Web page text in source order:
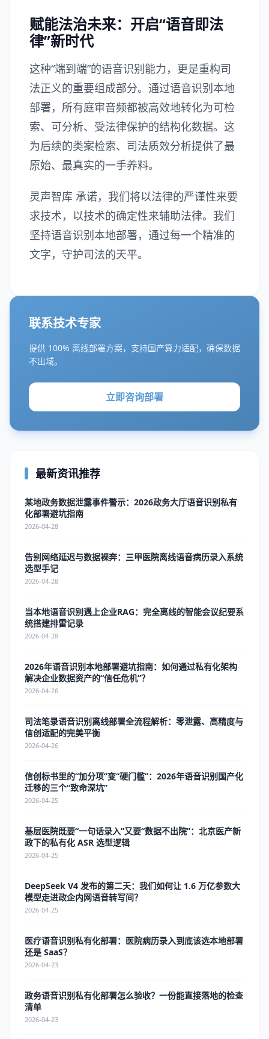
赋能法治未来：开启“语音即法
律”新时代
这种“端到端”的语音识别能力，更是重构司
法正义的重要组成部分。通过语音识别本地
部署，所有庭审音频都被高效地转化为可检
索、可分析、受法律保护的结构化数据。这
为后续的类案检索、司法质效分析提供了最
原始、最真实的一手养料。
灵声智库 承诺，我们将以法律的严谨性来要
求技术，以技术的确定性来辅助法律。我们
坚持语音识别本地部署，通过每一个精准的
文字，守护司法的天平。
联系技术专家
提供 100% 离线部署方案，支持国产算力适配，确保数据
不出域。
立即咨询部署
最新资讯推荐
某地政务数据泄露事件警示：2026政务大厅语音识别私有
化部署避坑指南
2026-04-28
告别网络延迟与数据裸奔：三甲医院离线语音病历录入系统
选型手记
2026-04-28
当本地语音识别遇上企业RAG：完全离线的智能会议纪要系
统搭建排雷记录
2026-04-28
2026年语音识别本地部署避坑指南：如何通过私有化架构
解决企业数据资产的“信任危机”？
2026-04-26
司法笔录语音识别离线部署全流程解析：零泄露、高精度与
信创适配的完美平衡
2026-04-26
信创标书里的“加分项”变“硬门槛”：2026年语音识别国产化
迁移的三个“致命深坑”
2026-04-25
基层医院既要“一句话录入”又要“数据不出院”：北京医产新
政下的私有化 ASR 选型逻辑
2026-04-25
DeepSeek V4 发布的第二天：我们如何让 1.6 万亿参数大
模型走进政企内网语音转写间？
2026-04-25
医疗语音识别私有化部署：医院病历录入到底该选本地部署
还是 SaaS？
2026-04-23
政务语音识别私有化部署怎么验收？一份能直接落地的检查
清单
2026-04-23